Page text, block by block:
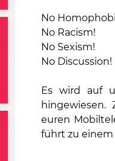
No
No Racism!
No Sexism!
No Discussion!
Es wird auf
euren
führt zu einem